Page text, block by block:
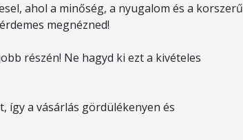
ahol a minőség, a nyugalom és a korszerű
megnézned!
részén! Ne hagyd ki ezt a kivételes
a vásárlás gördülékenyen és